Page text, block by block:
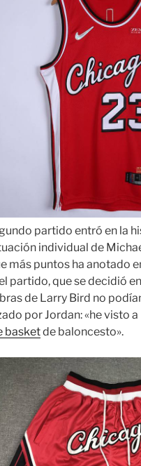
partido entró en la
individual de
más puntos ha anotado
partido, que se decidió
de Larry Bird no
por Jordan: «he visto
basketde baloncesto».